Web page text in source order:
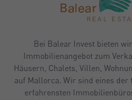
Bei Balear Invest bieten
Immobilienangebot zum
Häusern, Chalets, Villen,
auf Mallorca. Wir sind eines
erfahrensten